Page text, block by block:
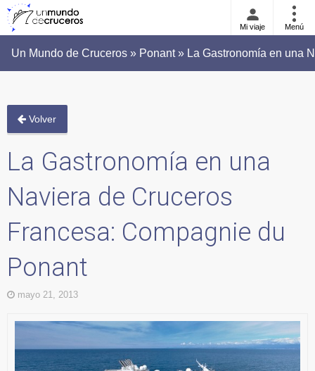
Mi viaje Menú
Un Mundo de Cruceros » Ponant » La Gastronomía en una
Volver
La Gastronomía en una
Naviera de Cruceros
Francesa: Compagnie du
Ponant
mayo 21, 2013